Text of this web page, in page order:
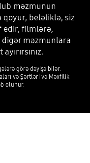
məzmunun
qoyur, beləliklə, siz
edir, filmlərə,
digər məzmunlara
görə dəyişə bilər.
və Şərtləri və Məxfilik
olunur.